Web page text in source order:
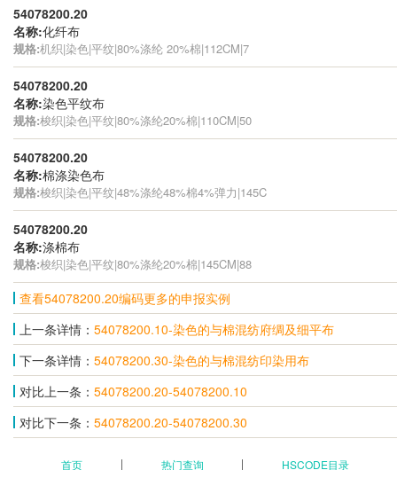
54078200.20
名称:化纤布
规格:机织|染色|平纹|80%涤纶 20%棉|112CM|7
54078200.20
名称:染色平纹布
规格:梭织|染色|平纹|80%涤纶20%棉|110CM|50
54078200.20
名称:棉涤染色布
规格:梭织|染色|平纹|48%涤纶48%棉4%弹力|145C
54078200.20
名称:涤棉布
规格:梭织|染色|平纹|80%涤纶20%棉|145CM|88
查看54078200.20编码更多的申报实例
上一条详情： 54078200.10-染色的与棉混纺府绸及细平布
下一条详情： 54078200.30-染色的与棉混纺印染用布
对比上一条： 54078200.20-54078200.10
对比下一条： 54078200.20-54078200.30
首页 热门查询 HSCODE目录